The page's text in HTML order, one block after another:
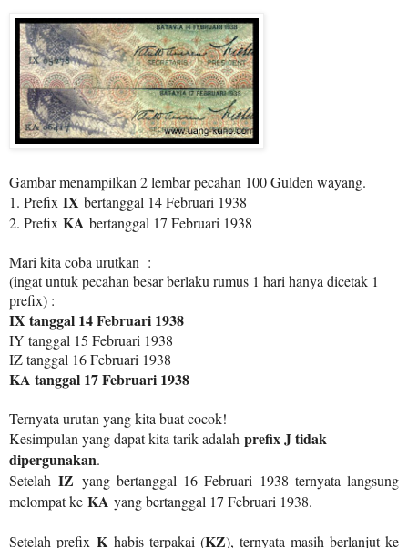
Gambar menampilkan 2 lembar pecahan 100 Gulden wayang.
1. Prefix IX bertanggal 14 Februari 1938
2. Prefix KA bertanggal 17 Februari 1938
Mari kita coba urutkan :
(ingat untuk pecahan besar berlaku rumus 1 hari hanya dicetak 1
prefix) :
IX tanggal 14 Februari 1938
IY tanggal 15 Februari 1938
IZ tanggal 16 Februari 1938
KA tanggal 17 Februari 1938
Ternyata urutan yang kita buat cocok!
Kesimpulan yang dapat kita tarik adalah prefix J tidak
dipergunakan.
SetelahIZ yang bertanggal 16 Februari 1938 ternyata langsung
melompat ke KA yang bertanggal 17 Februari 1938.
Setelah prefix K habis terpakai (KZ), ternyata masih berlanjut ke